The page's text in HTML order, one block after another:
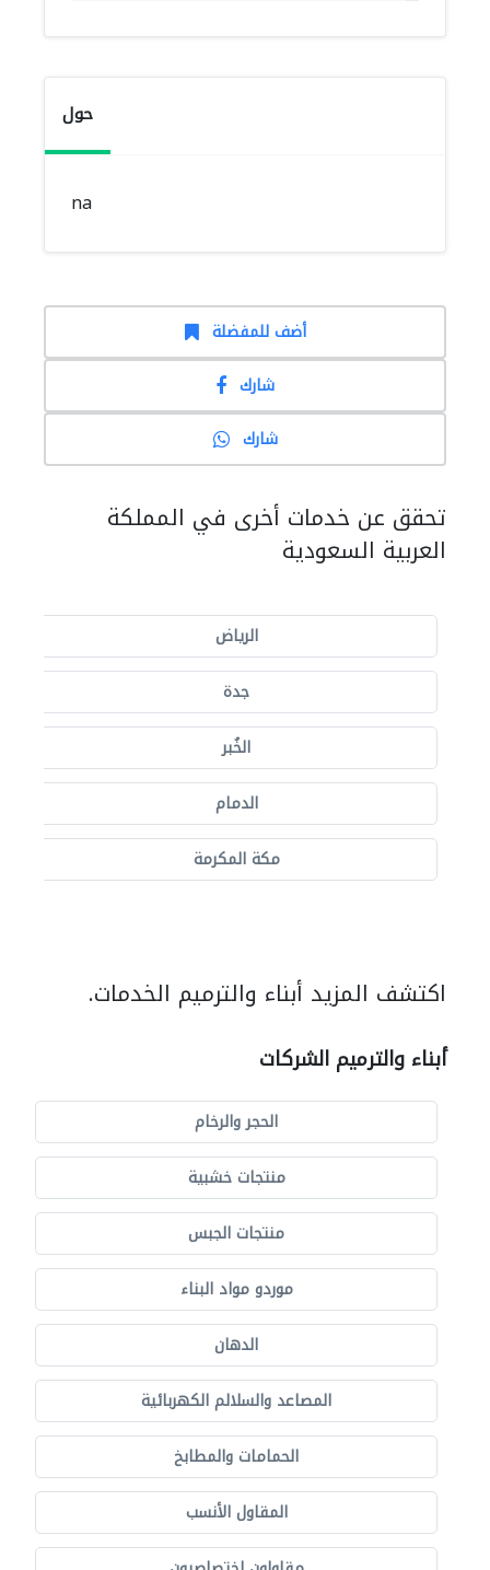
حول
na
أضف للمفضلة
شارك
شارك
تحقق عن خدمات أخرى في المملكة
العربية السعودية
الرياض
جدة
الخُبر
الدمام
مكة المكرمة
اكتشف المزيد أبناء والترميم الخدمات.
أبناء والترميم الشركات
الحجر والرخام
منتجات خشبية
منتجات الجبس
موردو مواد البناء
الدهان
المصاعد والسلالم الكهربائية
الحمامات والمطابخ
المقاول الأنسب